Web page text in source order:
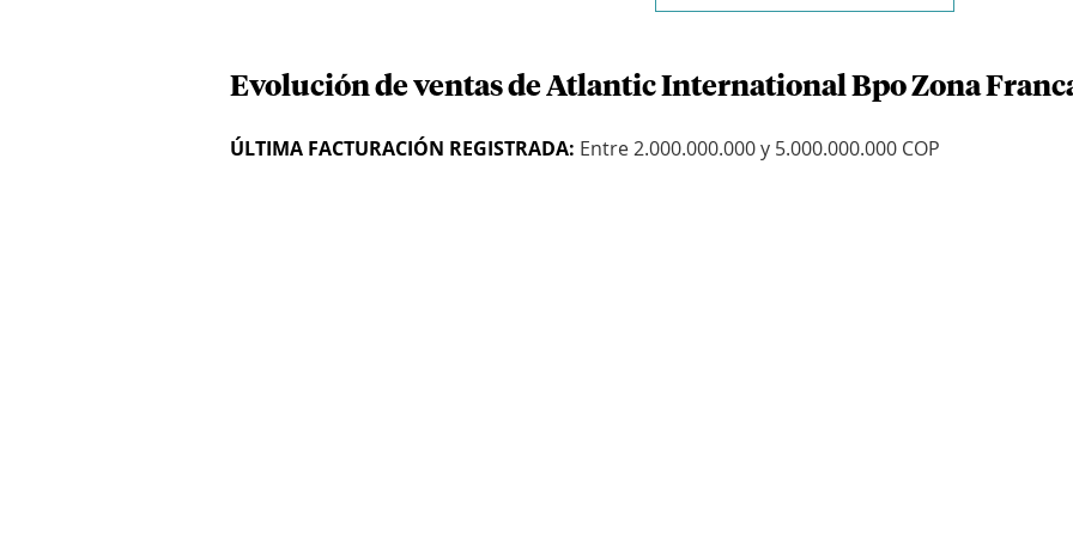
Evolución de ventas de Atlantic International Bpo Zona
ÚLTIMA FACTURACIÓN REGISTRADA: Entre 2.000.000.000 y 5.000.000.000 COP